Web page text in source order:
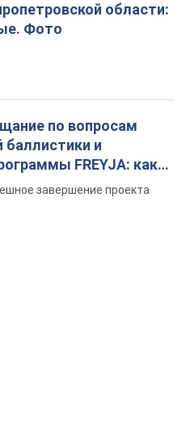
области:
Фото
по вопросам
баллистики и
FREYJA: какие
завершение проекта